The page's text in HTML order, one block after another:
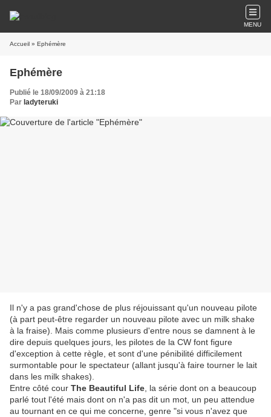
MENU
Accueil » Ephémère
Ephémère
Publié le 18/09/2009 à 21:18
Par ladyteruki
Il n'y a pas grand'chose de plus réjouissant qu'un nouveau pilote
(à part peut-être regarder un nouveau pilote avec un milk shake
à la fraise). Mais comme plusieurs d'entre nous se damnent à le
dire depuis quelques jours, les pilotes de la CW font figure
d'exception à cette règle, et sont d'une pénibilité difficilement
surmontable pour le spectateur (allant jusqu'à faire tourner le lait
dans les milk shakes).
Entre côté cour The Beautiful Life , la série dont on a beaucoup
parlé tout l'été mais dont on n'a pas dit un mot, un peu attendue
au tournant en ce qui me concerne, genre "si vous n'avez que